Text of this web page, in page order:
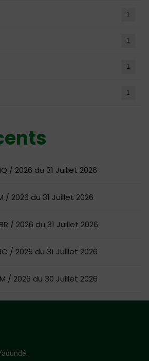
1
1
1
1
/ 2026 du 31 Juillet 2026
/ 2026 du 31 Juillet 2026
/ 2026 du 31 Juillet 2026
/ 2026 du 31 Juillet 2026
/ 2026 du 30 Juillet 2026